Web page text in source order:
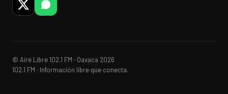
© Aire Libre 102.1 FM · Oaxaca 2026
102.1 FM · Información libre que conecta.